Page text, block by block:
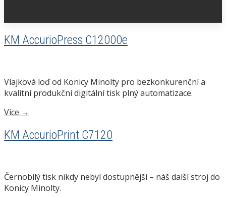
KM AccurioPress C12000e
Vlajková loď od Konicy Minolty pro bezkonkurenční a
kvalitní produkční digitální tisk plný automatizace.
Více →
KM AccurioPrint C7120
Černobílý tisk nikdy nebyl dostupnější – náš další stroj do
Konicy Minolty.